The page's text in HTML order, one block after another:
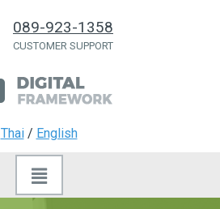
089-923-1358
CUSTOMER SUPPORT
Thai/ English